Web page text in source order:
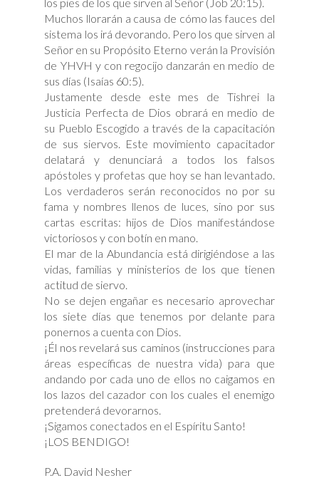
Muchos llorarán a causa de cómo las fauces del
sistema los irá devorando. Pero los que sirven al
Señor en su Propósito Eterno verán la Provisión
de YHVH y con regocijo danzarán en medio de
sus días (Isaías 60:5).
Justamente desde este mes de Tishrei la
Justicia Perfecta de Dios obrará en medio de
su Pueblo Escogido a través de la capacitación
de sus siervos. Este movimiento capacitador
delatará y denunciará a todos los falsos
apóstoles y profetas que hoy se han levantado.
Los verdaderos serán reconocidos no por su
fama y nombres llenos de luces, sino por sus
cartas escritas: hijos de Dios manifestándose
victoriosos y con botín en mano.
El mar de la Abundancia está dirigiéndose a las
vidas, familias y ministerios de los que tienen
actitud de siervo.
No se dejen engañar es necesario aprovechar
los siete días que tenemos por delante para
ponernos a cuenta con Dios.
¡Él nos revelará sus caminos (instrucciones para
áreas específicas de nuestra vida) para que
andando por cada uno de ellos no caigamos en
los lazos del cazador con los cuales el enemigo
pretenderá devorarnos.
¡Sigamos conectados en el Espíritu Santo!
¡LOS BENDIGO!
P.A. David Nesher